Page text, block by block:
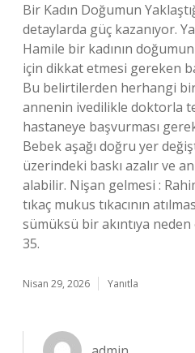
Bir Kadın Doğumun
detaylarda güç kazanıyor.
Hamile bir kadının doğumun
için dikkat etmesi gereken
Bu belirtilerden herhangi
annenin ivedilikle doktorla
hastaneye başvurması
Bebek aşağı doğru yer
üzerindeki baskı azalır ve
alabilir. Nişan gelmesi :
tıkaç mukus tıkacının
sümüksü bir akıntıya neden
35.
Nisan 29, 2026 Yanıtla